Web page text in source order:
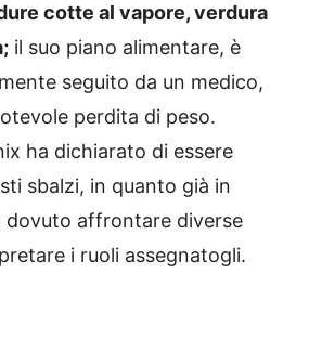
cotte al vapore, verdura
il suo piano alimentare, è
seguito da un medico,
perdita di peso.
ha dichiarato di essere
sbalzi, in quanto già in
dovuto affrontare diverse
i ruoli assegnatogli.